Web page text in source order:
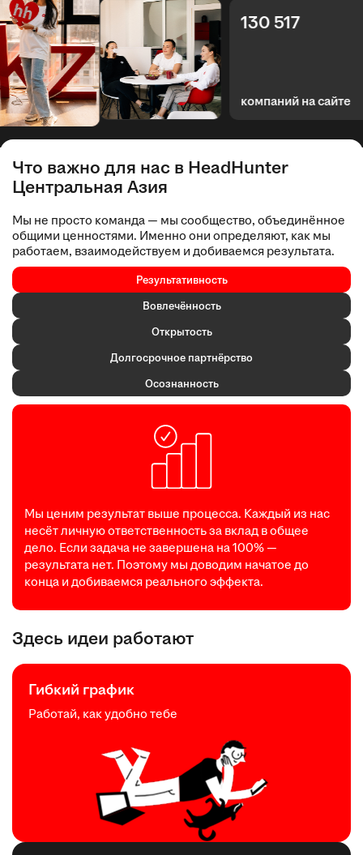
130 517
компаний на сайте
Что важно для нас в HeadHunter
Центральная Азия
Мы не просто команда — мы сообщество, объединённое
общими ценностями. Именно они определяют, как мы
работаем, взаимодействуем и добиваемся результата.
Результативность
Вовлечённость
Открытость
Долгосрочное партнёрство
Осознанность
Мы ценим результат выше процесса. Каждый из нас
несёт личную ответственность за вклад в общее
дело. Если задача не завершена на 100% —
результата нет. Поэтому мы доводим начатое до
конца и добиваемся реального эффекта.
Здесь идеи работают
Гибкий график
Работай, как удобно тебе